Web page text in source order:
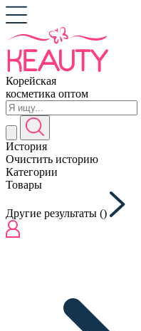
Корейская
косметика оптом
История
Очистить историю
Категории
Товары
Другие результаты ()